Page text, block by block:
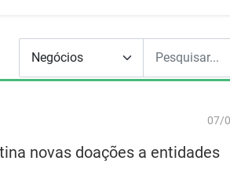
07/
novas doações a entidades